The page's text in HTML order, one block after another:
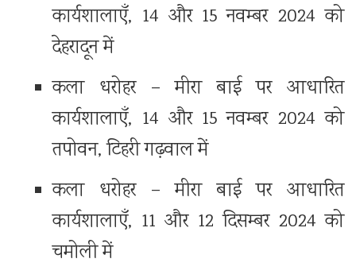
कार्यशालाएँ, 14 और 15 नवम्बर 2024 को
देहरादून में
कला धरोहर – मीरा बाई पर आधारित
कार्यशालाएँ, 14 और 15 नवम्बर 2024 को
तपोवन, टिहरी गढ़वाल में
कला धरोहर – मीरा बाई पर आधारित
कार्यशालाएँ, 11 और 12 दिसम्बर 2024 को
चमोली में